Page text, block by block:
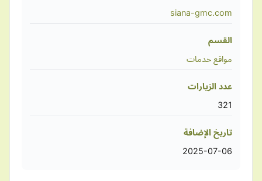
siana-gmc.com
القسم
مواقع خدمات
عدد الزيارات
321
تاريخ الإضافة
2025-07-06